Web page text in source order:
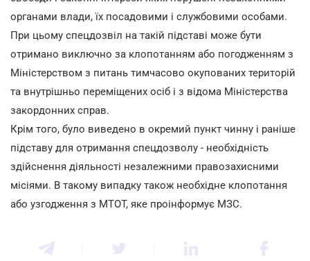
органами влади, їх посадовими і службовими особами.
При цьому спецдозвіл на такій підставі може бути
отримано виключно за клопотанням або погодженням з
Міністерством з питань тимчасово окупованих територій
та внутрішньо переміщених осіб і з відома Міністерства
закордонних справ.
Крім того, було виведено в окремий пункт чинну і раніше
підставу для отримання спецдозволу - необхідність
здійснення діяльності незалежними правозахисними
місіями. В такому випадку також необхідне клопотання
або узгодження з МТОТ, яке проінформує МЗС.